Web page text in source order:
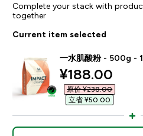
Complete your stack with
together
Current item selected
一水肌酸粉 - 500g -
discounted
¥188.00‎
原价 ¥238.00‎
立省 ¥50.00‎